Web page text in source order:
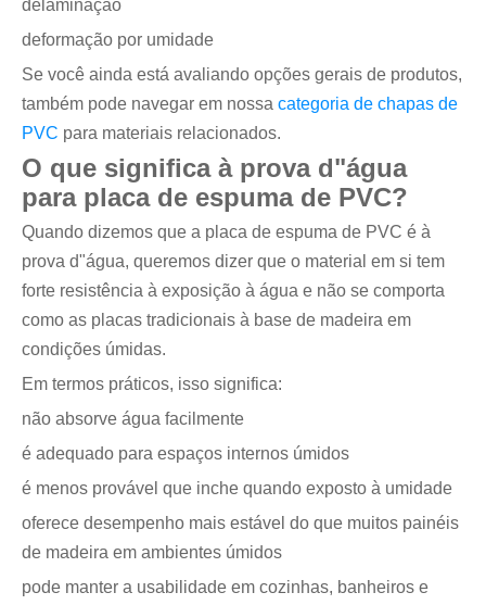
delaminação
deformação por umidade
Se você ainda está avaliando opções gerais de produtos,
também pode navegar em nossa categoria de chapas de
PVC para materiais relacionados.
O que significa à prova d"água
para placa de espuma de PVC?
Quando dizemos que a placa de espuma de PVC é à
prova d"água, queremos dizer que o material em si tem
forte resistência à exposição à água e não se comporta
como as placas tradicionais à base de madeira em
condições úmidas.
Em termos práticos, isso significa:
não absorve água facilmente
é adequado para espaços internos úmidos
é menos provável que inche quando exposto à umidade
oferece desempenho mais estável do que muitos painéis
de madeira em ambientes úmidos
pode manter a usabilidade em cozinhas, banheiros e